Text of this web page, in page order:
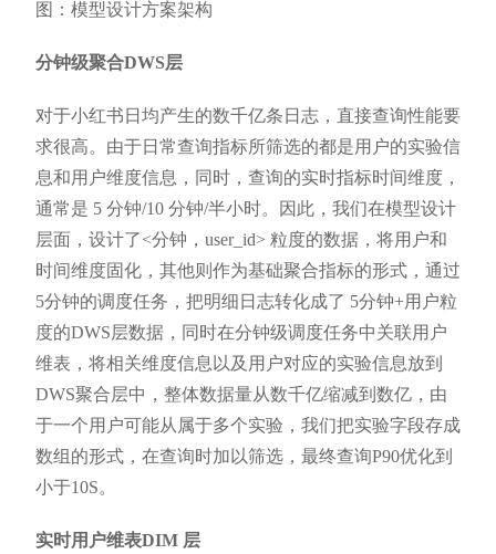
图：模型设计方案架构
分钟级聚合DWS层
对于小红书日均产生的数千亿条日志，直接查询性能要
求很高。由于日常查询指标所筛选的都是用户的实验信
息和用户维度信息，同时，查询的实时指标时间维度，
通常是 5 分钟/10 分钟/半小时。因此，我们在模型设计
层面，设计了<分钟，user_id> 粒度的数据，将用户和
时间维度固化，其他则作为基础聚合指标的形式，通过
5分钟的调度任务，把明细日志转化成了 5分钟+用户粒
度的DWS层数据，同时在分钟级调度任务中关联用户
维表，将相关维度信息以及用户对应的实验信息放到
DWS聚合层中，整体数据量从数千亿缩减到数亿，由
于一个用户可能从属于多个实验，我们把实验字段存成
数组的形式，在查询时加以筛选，最终查询P90优化到
小于10S。
实时用户维表DIM 层